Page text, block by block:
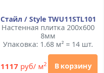
Стайл / Style TWU11STL101
Настенная плитка 200x600
8мм
Упаковка: 1.68 м² = 14 шт.
1117 руб/ м2 В корзину